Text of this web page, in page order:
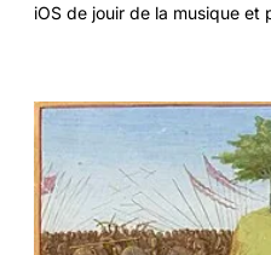
iOS de jouir de la musique et